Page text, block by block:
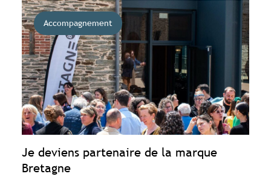
Accompagnement
Je deviens partenaire de la marque
Bretagne